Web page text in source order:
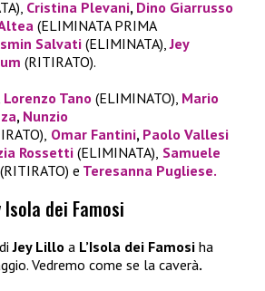
Cristina Plevani, Dino Giarrusso
(ELIMINATA PRIMA
Salvati(ELIMINATA),Jey
(RITIRATO).
Lorenzo Tano (ELIMINATO), Mario
, Nunzio
Omar Fantini, Paolo Vallesi
Rossetti(ELIMINATA), Samuele
(RITIRATO) e Teresanna Pugliese.
dei Famosi
Jey Lillo a L’Isola dei Famosi ha
Vedremo come se la caverà.